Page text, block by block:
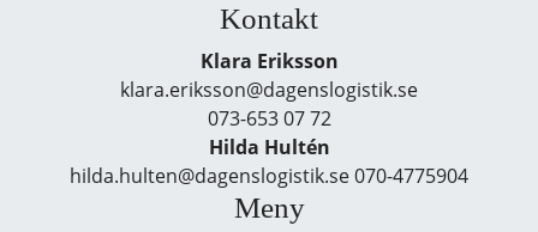
Kontakt
Klara Eriksson
klara.eriksson@dagenslogistik.se
073-653 07 72
Hilda Hultén
hilda.hulten@dagenslogistik.se 070-4775904
Meny